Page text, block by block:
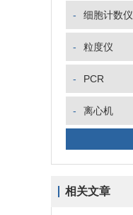
- 细胞计数仪
- 粒度仪
- PCR
- 离心机
相关文章